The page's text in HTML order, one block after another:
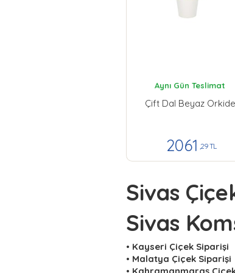
Aynı Gün Teslimat
Çift Dal Beyaz Orkide
2061 ,29 TL
Sivas
Sivas
• Kayseri Çiçek Siparişi
• Malatya Çiçek Siparişi